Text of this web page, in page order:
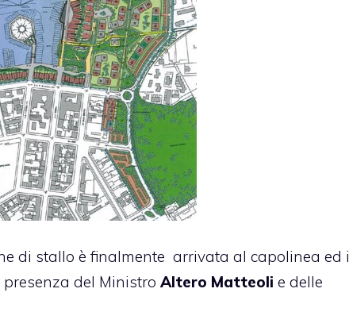
di stallo è finalmente arrivata al capolinea ed i
del Ministro Altero Matteoli e delle